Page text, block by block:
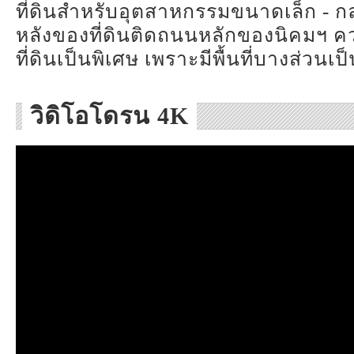
ที่ดินสำหรับอุตสาหกรรมขนาดเล็ก -
หลังของที่ดินติดถนนหลักของนิคมฯ ค
ที่ดินเป็นพิเศษ เพราะมีพื้นที่บางส่วนเ
วิดิโอโดรน 4K